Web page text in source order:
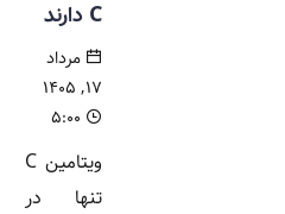
مرداد
ویتامین C
تنها در